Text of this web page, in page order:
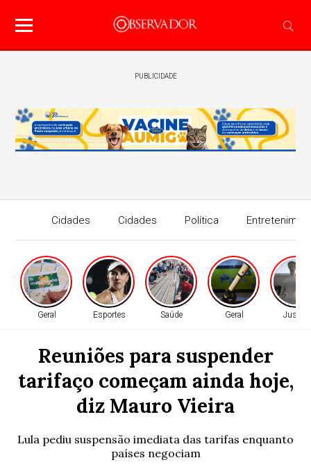
PUBLICIDADE
Cidades Cidades Política
Geral Esportes Saúde Geral Justiça
Reuniões para suspender
tarifaço começam ainda hoje,
diz Mauro Vieira
Lula pediu suspensão imediata das tarifas enquanto
países negociam